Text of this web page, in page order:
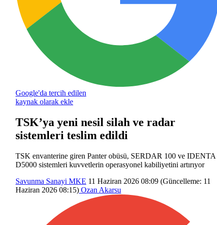
Google'da tercih edilen
kaynak olarak ekle
TSK’ya yeni nesil silah ve radar
sistemleri teslim edildi
TSK envanterine giren Panter obüsü, SERDAR 100 ve IDENTA
D5000 sistemleri kuvvetlerin operasyonel kabiliyetini artırıyor
Savunma Sanayi MKE 11 Haziran 2026 08:09 (Güncelleme: 11
Haziran 2026 08:15) Ozan Akarsu